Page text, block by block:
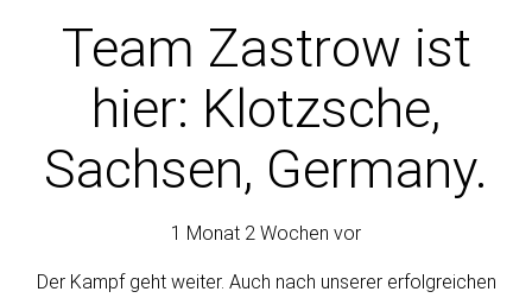
Team Zastrow ist
hier: Klotzsche,
Sachsen, Germany.
1 Monat 2 Wochen vor
Der Kampf geht weiter. Auch nach unserer erfolgreichen